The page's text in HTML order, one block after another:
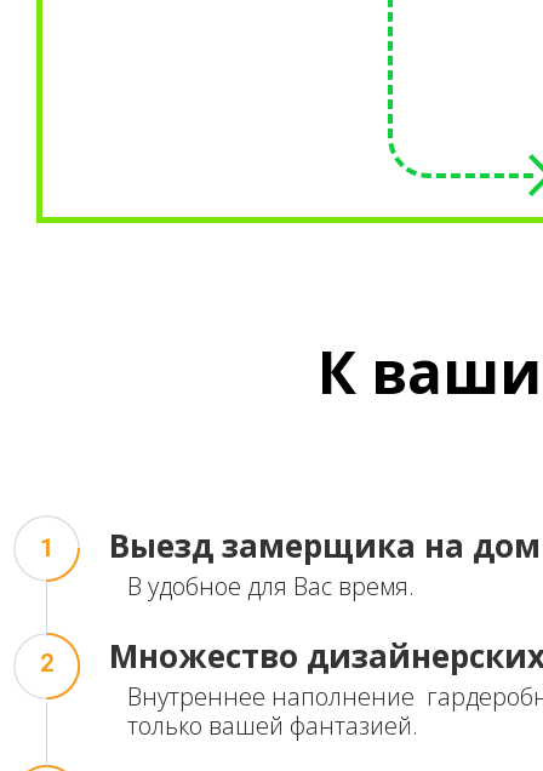
1
Множество
2
В удобное для Вас время.
Внутреннее наполнение
только вашей фантазией.
Выездзамерщика на дом
К